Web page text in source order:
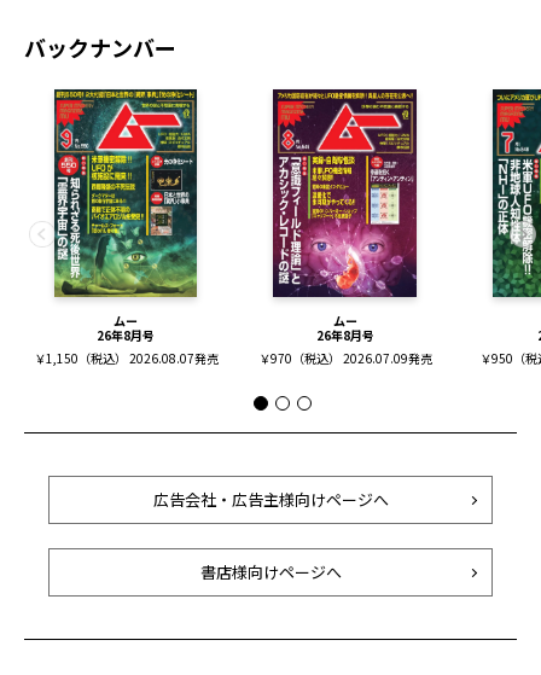
バックナンバー
ムー
26年8月号
￥1,150（税込） 2026.08.07発売
ムー
26年8月号
￥970（税込） 2026.07.09発売
￥950（
広告会社・広告主様向けページへ
書店様向けページへ